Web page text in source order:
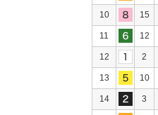
10 15
11 12
12 2
13 10
14 3